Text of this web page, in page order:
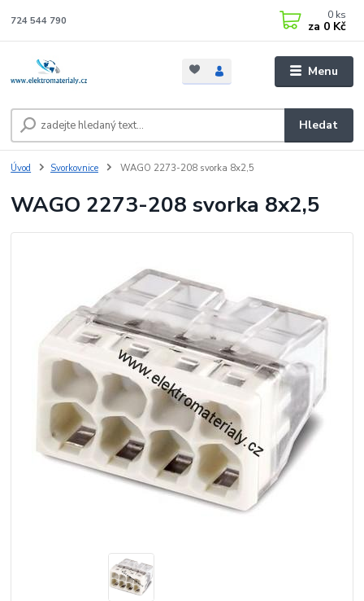
Menu
Hledat
724 544 790 0 ks
za 0 Kč
Úvod Svorkovnice WAGO 2273-208 svorka 8x2,5
WAGO 2273-208 svorka 8x2,5